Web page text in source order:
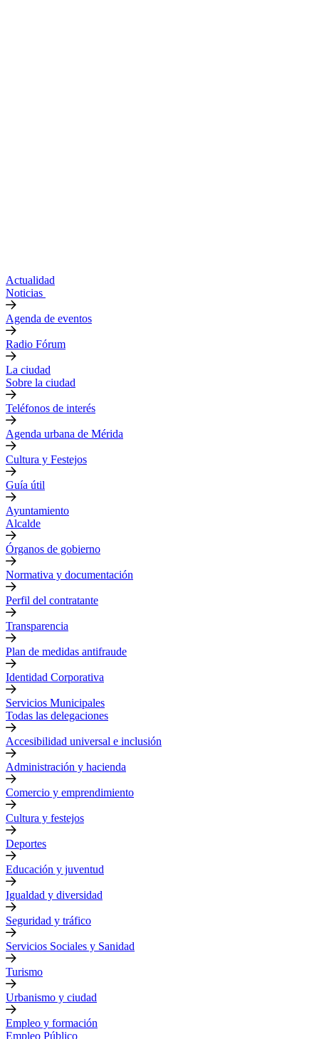
Actualidad
Noticias
Agenda de eventos
Radio Fórum
La ciudad
Sobre la ciudad
Teléfonos de interés
Agenda urbana de Mérida
Cultura y Festejos
Guía útil
Ayuntamiento
Alcalde
Órganos de gobierno
Normativa y documentación
Perfil del contratante
Transparencia
Plan de medidas antifraude
Identidad Corporativa
Servicios Municipales
Todas las delegaciones
Accesibilidad universal e inclusión
Administración y hacienda
Comercio y emprendimiento
Cultura y festejos
Deportes
Educación y juventud
Igualdad y diversidad
Seguridad y tráfico
Servicios Sociales y Sanidad
Turismo
Urbanismo y ciudad
Empleo y formación
Empleo Público